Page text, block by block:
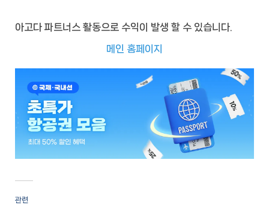
아고다 파트너스 활동으로 수익이 발생 할 수 있습니다.
메인 홈페이지
관련